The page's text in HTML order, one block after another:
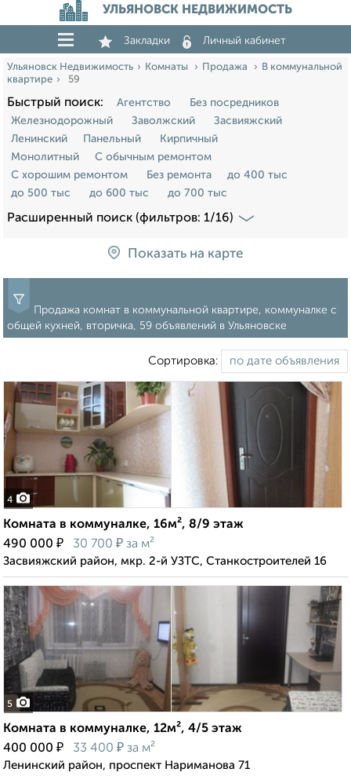
УЛЬЯНОВСК НЕДВИЖИМОСТЬ
Закладки Личный кабинет
Ульяновск Недвижимость Комнаты Продажа
В коммунальной
квартире
59
Быстрый поиск: Агентство
Без посредников
Железнодорожный
Заволжский
Засвияжский
Ленинский
Панельный
Кирпичный
Монолитный
С обычным ремонтом
С хорошим ремонтом
Без ремонта
до 400 тыс
до 500 тыс
до 600 тыс до 700 тыс
Расширенный поиск (фильтров: 1/16)
Показать на карте
Продажа комнат в коммунальной квартире, коммуналке с
общей кухней, вторичка, 59 объявлений в Ульяновске
Сортировка:
4
Комната в коммуналке, 16м², 8/9 этаж
490 000 ₽ 30 700 ₽ за м²
Засвияжский район, мкр. 2-й УЗТС, Станкостроителей 16
5
Комната в коммуналке, 12м², 4/5 этаж
400 000 ₽ 33 400 ₽ за м²
Ленинский район, проспект Нариманова 71